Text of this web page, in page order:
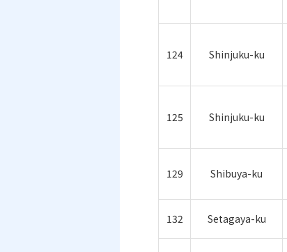
124 Shinjuku-ku
125 Shinjuku-ku
129 Shibuya-ku
132 Setagaya-ku